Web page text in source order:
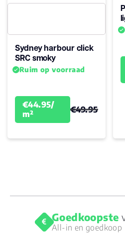
Sydney harbour click
SRC smoky
Ruim op voorraad
€44.95/
m²
€49.95
Goedkoopste
All-in en goedkoop